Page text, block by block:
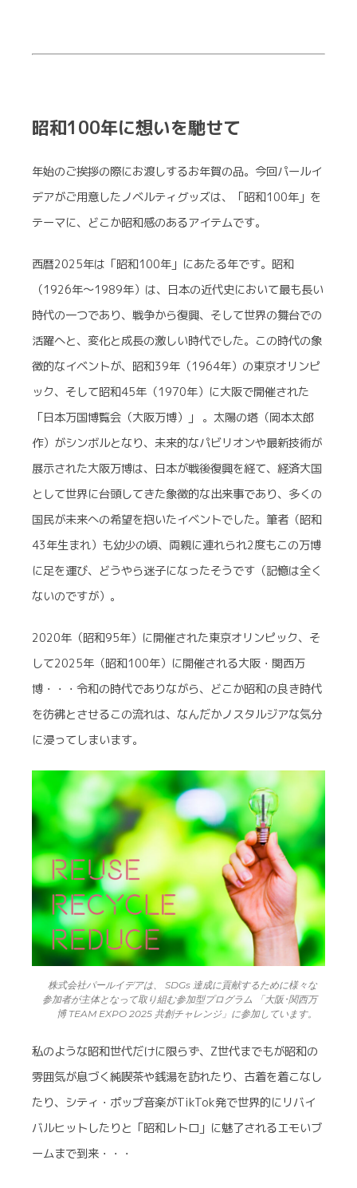
昭和100年に想いを馳せて
年始のご挨拶の際にお渡しするお年賀の品。今回パールイ
デアがご用意したノベルティグッズは、「昭和100年」を
テーマに、どこか昭和感のあるアイテムです。
西暦2025年は「昭和100年」にあたる年です。昭和
（1926年〜1989年）は、日本の近代史において最も長い
時代の一つであり、戦争から復興、そして世界の舞台での
活躍へと、変化と成長の激しい時代でした。この時代の象
徴的なイベントが、昭和39年（1964年）の東京オリンピ
ック、そして昭和45年（1970年）に大阪で開催された
「日本万国博覧会（大阪万博）」 。太陽の塔（岡本太郎
作）がシンボルとなり、未来的なパビリオンや最新技術が
展示された大阪万博は、日本が戦後復興を経て、経済大国
として世界に台頭してきた象徴的な出来事であり、多くの
国民が未来への希望を抱いたイベントでした。筆者（昭和
43年生まれ）も幼少の頃、両親に連れられ2度もこの万博
に足を運び、どうやら迷子になったそうです（記憶は全く
ないのですが）。
2020年（昭和95年）に開催された東京オリンピック、そ
して2025年（昭和100年）に開催される大阪・関西万
博・・・令和の時代でありながら、どこか昭和の良き時代
を彷彿とさせるこの流れは、なんだかノスタルジアな気分
に浸ってしまいます。
株式会社パールイデアは、 SDGs 達成に貢献するために様々な
参加者が主体となって取り組む参加型プログラム 「大阪･関西万
博 TEAM EXPO 2025 共創チャレンジ」に参加しています。
私のような昭和世代だけに限らず、Z世代までもが昭和の
雰囲気が息づく純喫茶や銭湯を訪れたり、古着を着こなし
たり、シティ・ポップ音楽がTikTok発で世界的にリバイ
バルヒットしたりと「昭和レトロ」に魅了されるエモいブ
ームまで到来・・・